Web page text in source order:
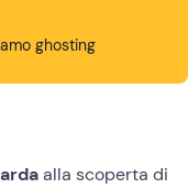
ghosting
alla scoperta di